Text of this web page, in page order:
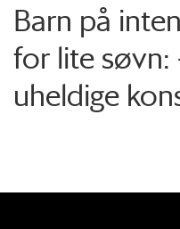
Barn på
for lite søvn:
uheldige